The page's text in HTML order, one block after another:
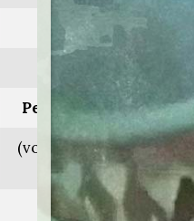
Anno:
Personaggio:
(voce originale
n.d.)
Regia di: